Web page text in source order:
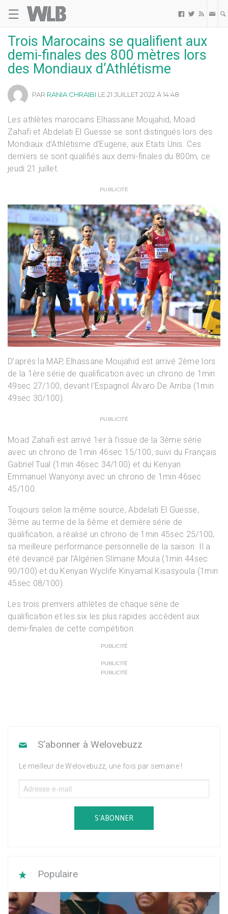
☰   
Trois Marocains se qualifient aux
demi-finales des 800 mètres lors
des Mondiaux d’Athlétisme
PAR RANIA CHRAIBI LE 21 JUILLET 2022 À 14:48
Les athlètes marocains Elhassane Moujahid, Moad
Zahafi et Abdelati El Guesse se sont distingués lors des
Mondiaux d’Athlétisme d’Eugene, aux Etats Unis. Ces
derniers se sont qualifiés aux demi-finales du 800m, ce
jeudi 21 juillet.
PUBLICITÉ
D’après la MAP, Elhassane Moujahid est arrivé 2ème lors
de la 1ère série de qualification avec un chrono de 1min
49sec 27/100, devant l’Espagnol Álvaro De Arriba (1min
49sec 30/100).
PUBLICITÉ
Moad Zahafi est arrivé 1er à l’issue de la 3ème série
avec un chrono de 1min 46sec 15/100, suivi du Français
Gabriel Tual (1min 46sec 34/100) et du Kenyan
Emmanuel Wanyonyi avec un chrono de 1min 46sec
45/100.
Toujours selon la même source, Abdelati El Guesse,
3ème au terme de la 6ème et dernière série de
qualification, a réalisé un chrono de 1min 45sec 25/100,
sa meilleure performance personnelle de la saison. Il a
été devancé par l’Algérien Slimane Moula (1min 44sec
90/100) et du Kenyan Wyclife Kinyamal Kisasyoula (1min
45sec 08/100).
Les trois premiers athlètes de chaque série de
qualification et les six les plus rapides accèdent aux
demi-finales de cette compétition.
PUBLICITÉ
PUBLICITÉ
PUBLICITÉ
S'abonner à Welovebuzz
Le meilleur de Welovebuzz, une fois par semaine !
S'ABONNER
Populaire